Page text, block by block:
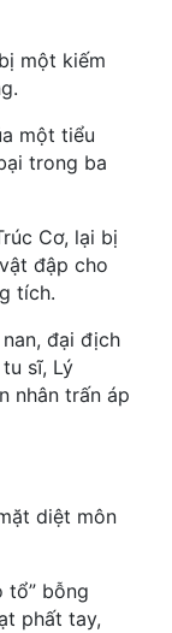
một kiếm
một tiểu
trong ba
Cơ, lại bị
đập cho
tích.
đại địch
sĩ, Lý
nhân trấn áp
diệt môn
tổ” bỗng
phất tay,